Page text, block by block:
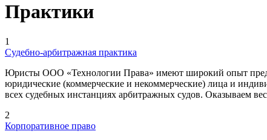
Практики
1
Судебно-арбитражная практика
Юристы ООО «Технологии Права» имеют широкий опыт
юридические (коммерческие и некоммерческие) лица и
всех судебных инстанциях арбитражных судов. Оказываем
2
Корпоративное право